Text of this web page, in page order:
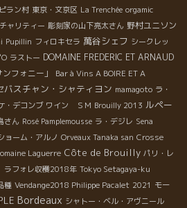
ラン村 東京・文京区 La Trenchée orgamic
チャリティー 彫刻家の山下亮太さん 野村ユニソン
Pupillin フィロキセラ 萬谷シェフ シークレッ
ラストー DOMAINE FREDERIC ET ARNAUD
フォニー」
Bar à Vins A BOIRE ET A
バスチャン・シャティヨン mamagoto ラ・
・デコンブ ワイン ＳＭ Brouilly 2013 ルペー
さん Rosé Pamplemousse ラ・デジレ Sena
ョーム・アルノ Orveaux Tanaka san Crosse
Laguerre Côte de Brouilly パリ・レ
ラフォレ収穫2018年 Tokyo Setagaya-ku
種 Vendange2018 Philippe Pacalet 2021 モー
Bordeaux シャトー・ベル・アヴニール